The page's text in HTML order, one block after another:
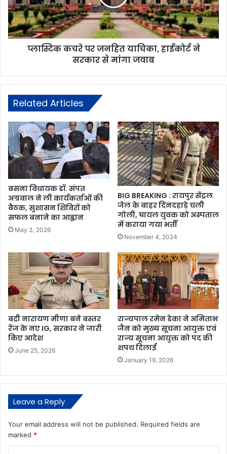
प्लास्टिक कचरे पर जनहित याचिका, हाईकोर्ट ने
सरकार से मांगा जवाब
Related Articles
बसना विधायक डॉ. संपत
अग्रवाल ने ली कार्यकर्ताओं की
बैठक, सुशासन शिविरों को
सफल बनाने का आह्वान
May 3, 2026
BIG BREAKING : रायपुर सेंट्रल
जेल के बाहर दिनदहाड़े चली
गोली, घायल युवक को अस्पताल
में कराया गया भर्ती
November 4, 2024
बद्री नारायण मीणा बने बस्तर
रेंज के नए IG, सरकार ने जारी
किए आदेश
June 25, 2026
राज्यपाल रमेन डेका ने अमिताभ
जैन को मुख्य सूचना आयुक्त एवं
राज्य सूचना आयुक्त को पद की
शपथ दिलाई
January 19, 2026
Leave a Reply
Your email address will not be published. Required fields are
marked *